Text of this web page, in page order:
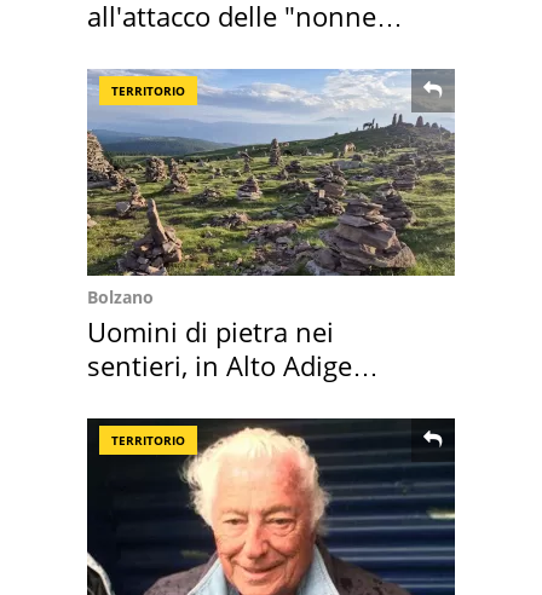
all'attacco delle "nonne
TERRITORIO
Bolzano
Uomini di pietra nei
sentieri, in Alto Adige
TERRITORIO